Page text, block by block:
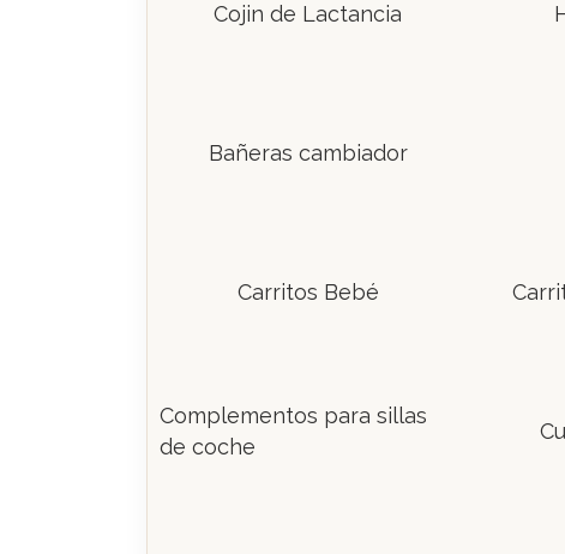
Cojin de Lactancia
Bañeras cambiador
Carritos Bebé
Complementos para sillas
de coche